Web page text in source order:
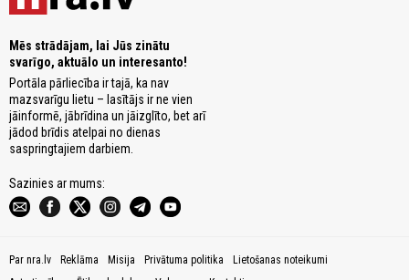
Mēs strādājam, lai Jūs zinātu
svarīgo, aktuālo un interesanto!
Portāla pārliecība ir tajā, ka nav
mazsvarīgu lietu – lasītājs ir ne vien
jāinformē, jābrīdina un jāizglīto, bet arī
jādod brīdis atelpai no dienas
saspringtajiem darbiem.
Sazinies ar mums:
Par nra.lv Reklāma Misija Privātuma politika
Lietošanas noteikumi